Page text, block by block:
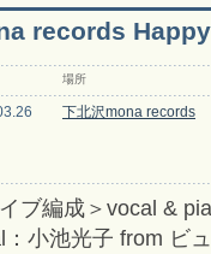
records
場所
下北沢mona records
ブ編成＞vocal &
：小池光子 from ビ